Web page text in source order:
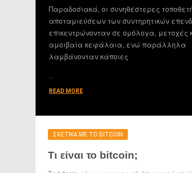
Παραδοσιακά, οι συνηθέστερες
αποταμιεύσεων των συντηρητικών
επικεντρώνονταν σε ομόλογα, μετοχές
αμοιβαία κεφάλαια, ενώ παράλληλα
λαμβάνονταν κάποιες
READ MORE
ΣΧΕΤΙΚΑ ΜΕ ΤΟ BITCOIN
Τι είναι το bitcoin;